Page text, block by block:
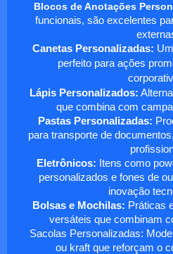
Blocos de Anotações
funcionais, são excelentes
Canetas Personalizadas:
perfeito para ações
Lápis Personalizados:
que combina com
Pastas Personalizadas:
para transporte de
Eletrônicos: Itens como
personalizados e fones de
inovação
Bolsas e Mochilas: Práticas
versáteis que combinam
Sacolas Personalizadas:
ou kraft que reforçam o